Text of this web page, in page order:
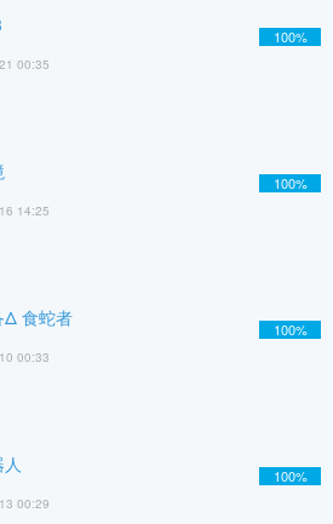
00:35
100%
14:25
100%
Δ 食蛇者
00:33
100%
00:29
100%